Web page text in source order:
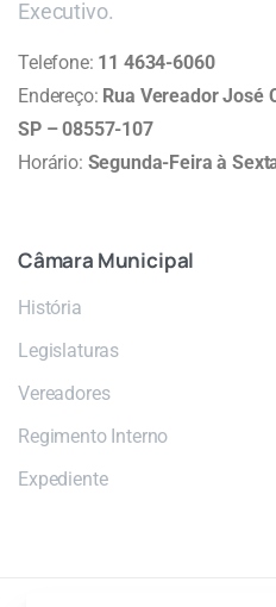
Executivo.
Telefone: 11 4634-6060
Endereço: Rua Vereador José
SP – 08557-107
Horário: Segunda-Feira à
Câmara Municipal
História
Legislaturas
Vereadores
Regimento Interno
Expediente